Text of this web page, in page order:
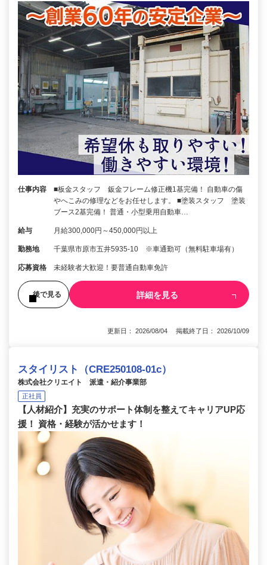
仕事内容
■板金スタッフ 鈑金フレーム修正機1基完備！ 自動車の傷
やへこみの修理などをお任せします。 ■塗装スタッフ 塗装
ブース2基完備！ 普通・小型乗用自動車…
給与 月給300,000円～450,000円以上
勤務地 千葉県市原市五井5935-10 ※車通勤可（無料駐車場有）
応募資格 未経験者大歓迎！要普通自動車免許
後で見る 詳細を見る
更新日： 2026/08/04 掲載終了日： 2026/10/09
スタイリスト（CRE250108-01c）
株式会社クリエイト 派遣・紹介事業部
正社員
【人材紹介】充実のサポート体制を整えてキャリアUP応
援！ 資格・経験が活かせます！